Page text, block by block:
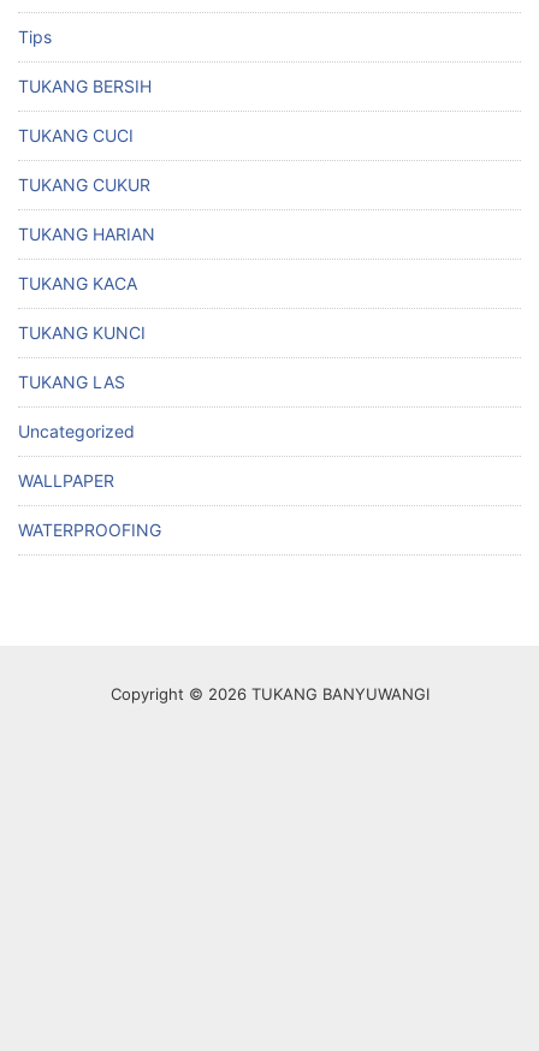
Tips
TUKANG BERSIH
TUKANG CUCI
TUKANG CUKUR
TUKANG HARIAN
TUKANG KACA
TUKANG KUNCI
TUKANG LAS
Uncategorized
WALLPAPER
WATERPROOFING
Copyright © 2026 TUKANG BANYUWANGI